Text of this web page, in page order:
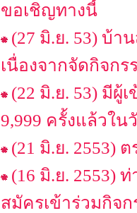
ขอเชิญทางนี้
(27 มิ.ย. 53) บ้า
เนื่องจากจัดกิจกร
(22 มิ.ย. 53) มีผู้
9,999 ครั้งแล้วใน
(21 มิ.ย. 2553)
(16 มิ.ย. 2553)
สมัครเข้าร่วมกิจ